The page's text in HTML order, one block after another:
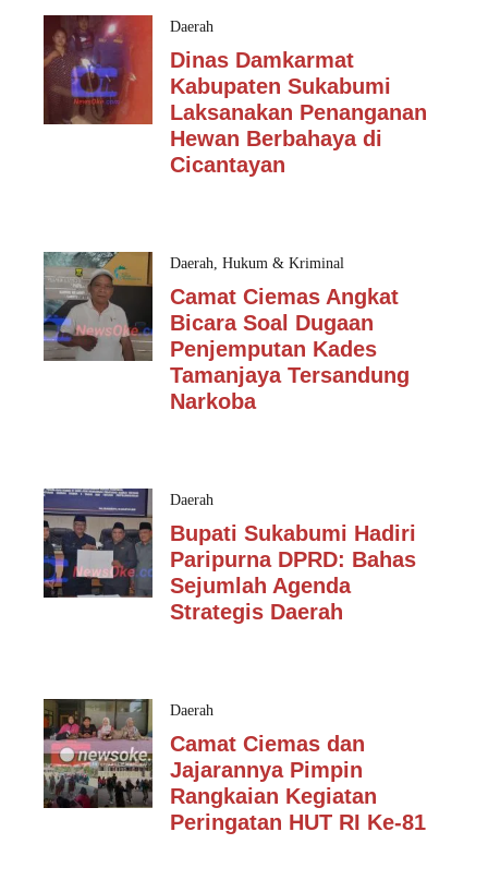
Daerah
Dinas Damkarmat
Kabupaten Sukabumi
Laksanakan Penanganan
Hewan Berbahaya di
Cicantayan
Daerah, Hukum & Kriminal
Camat Ciemas Angkat
Bicara Soal Dugaan
Penjemputan Kades
Tamanjaya Tersandung
Narkoba
Daerah
Bupati Sukabumi Hadiri
Paripurna DPRD: Bahas
Sejumlah Agenda
Strategis Daerah
Daerah
Camat Ciemas dan
Jajarannya Pimpin
Rangkaian Kegiatan
Peringatan HUT RI Ke-81